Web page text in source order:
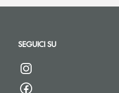
SEGUICI SU